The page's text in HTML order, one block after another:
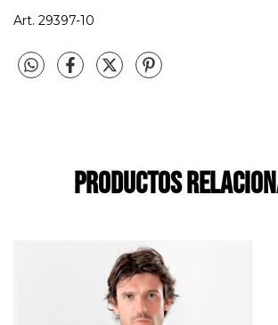
Art. 29397-10
Productos